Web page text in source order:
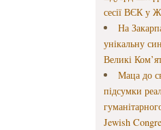
сесії ВЄК у
На
унікальну
Великі
Маца до
підсумки
Jewish